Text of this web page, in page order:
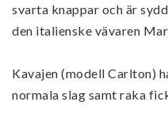
svarta knappar och är
den italienske vävaren
Kavajen (modell Carlton)
normala slag samt raka